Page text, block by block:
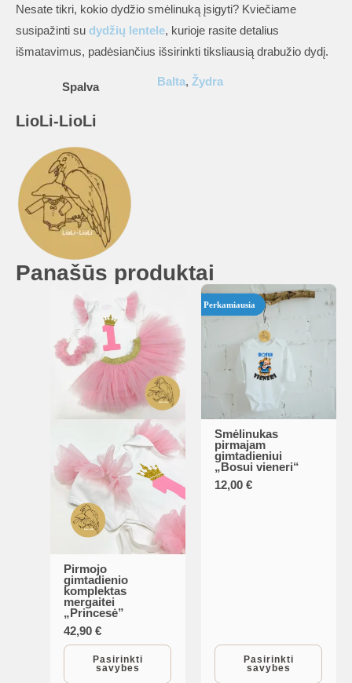
Nesate tikri, kokio dydžio smėlinuką įsigyti? Kviečiame
susipažinti su dydžių lentele, kurioje rasite detalius
išmatavimus, padėsiančius išsirinkti tiksliausią drabužio dydį.
Spalva Balta, Žydra
LioLi-LioLi
Panašūs produktai
Pirmojo
gimtadienio
komplektas
mergaitei
„Princesė”
42,90€
Pasirinkti
savybes
This
product
has
multiple
variants.
The
Perkamiausia
Smėlinukas
pirmajam
gimtadieniui
„Bosui vieneri“
12,00€
Pasirinkti
savybes
This
product
has
on